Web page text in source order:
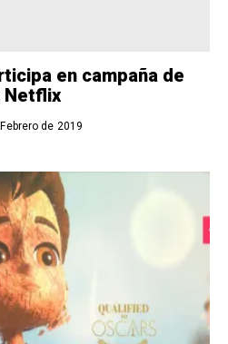
en campaña de
Netflix
de 2019